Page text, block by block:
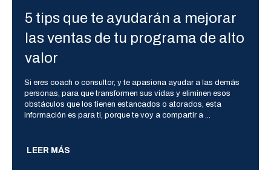
5 tips que te ayudarán a mejorar
las ventas de tu programa de alto
valor
Si eres coach o consultor, y te apasiona ayudar a las demás
personas, para que transformen sus vidas y eliminen esos
obstáculos que los tienen estancados o atorados, esta
información es para ti, porque te voy a compartir a ...
LEER MÁS